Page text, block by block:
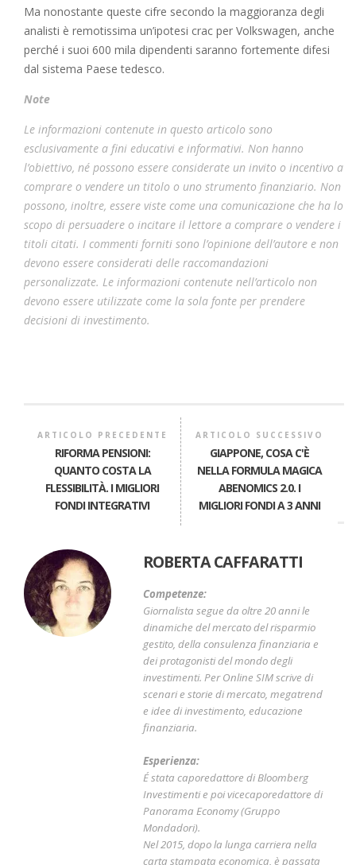
Ma nonostante queste cifre secondo la maggioranza degli
analisti è remotissima un’ipotesi crac per Volkswagen, anche
perché i suoi 600 mila dipendenti saranno fortemente difesi
dal sistema Paese tedesco.
Note
Le informazioni contenute in questo articolo sono
esclusivamente a fini educativi e informativi. Non hanno
l’obiettivo, né possono essere considerate un invito o incentivo a
comprare o vendere un titolo o uno strumento finanziario. Non
possono, inoltre, essere viste come una comunicazione che ha lo
scopo di persuadere o incitare il lettore a comprare o vendere i
titoli citati. I commenti forniti sono l’opinione dell’autore e non
devono essere considerati delle raccomandazioni
personalizzate. Le informazioni contenute nell’articolo non
devono essere utilizzate come la sola fonte per prendere
decisioni di investimento.
ARTICOLO PRECEDENTE
RIFORMA PENSIONI:
QUANTO COSTA LA
FLESSIBILITÀ. I MIGLIORI
FONDI INTEGRATIVI
ARTICOLO SUCCESSIVO
GIAPPONE, COSA C'È
NELLA FORMULA MAGICA
ABENOMICS 2.0. I
MIGLIORI FONDI A 3 ANNI
ROBERTA CAFFARATTI
Competenze:
Giornalista segue da oltre 20 anni le
dinamiche del mercato del risparmio
gestito, della consulenza finanziaria e
dei protagonisti del mondo degli
investimenti. Per Online SIM scrive di
scenari e storie di mercato, megatrend
e idee di investimento, educazione
finanziaria.
Esperienza:
É stata caporedattore di Bloomberg
Investimenti e poi vicecaporedattore di
Panorama Economy (Gruppo
Mondadori).
Nel 2015, dopo la lunga carriera nella
carta stampata economica, è passata